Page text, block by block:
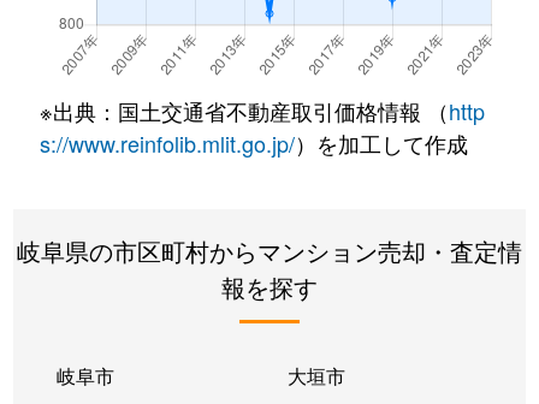
※出典：国土交通省不動産取引価格情報 （http
s://www.reinfolib.mlit.go.jp/）を加工して作成
岐阜県の市区町村からマンション売却・査定情
報を探す
岐阜市 大垣市